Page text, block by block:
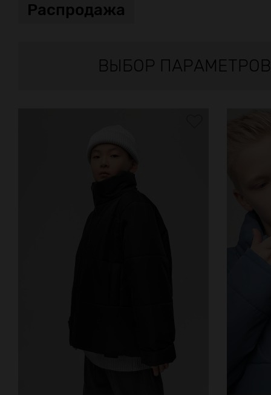
Распродажа
ВЫБОР ПАРАМЕТРОВ